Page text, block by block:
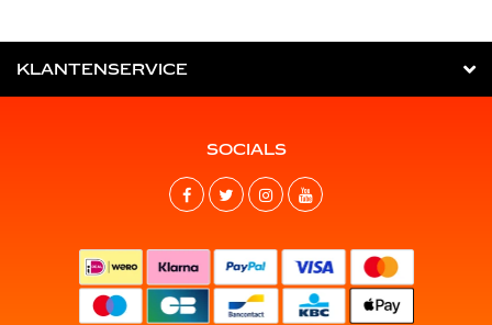
KLANTENSERVICE
SOCIALS